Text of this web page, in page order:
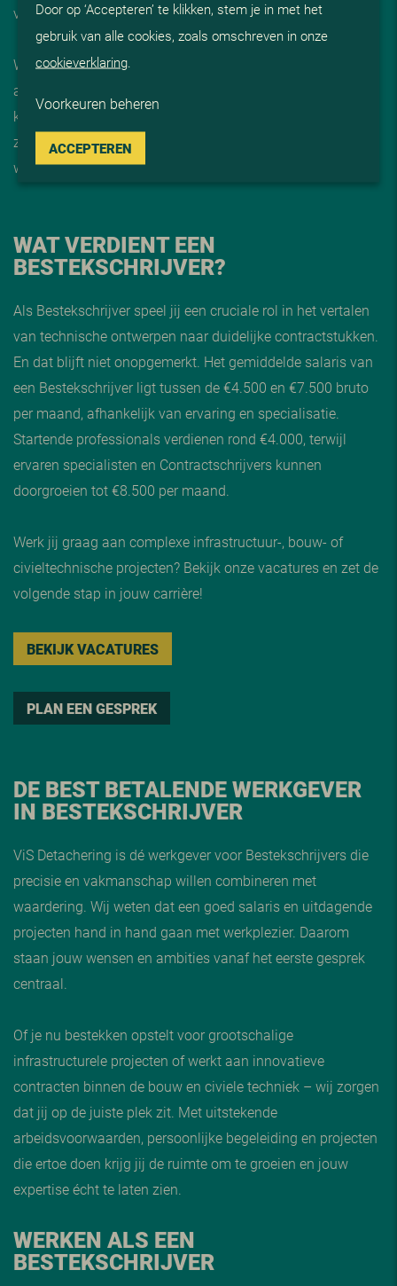
vakkennis zijn onmisbaar.
Wij zorgen ervoor dat jij op de juiste plek zit, met sterke
arbeidsvoorwaarden, persoonlijke begeleiding en volop
kansen om je verder te ontwikkelen. Want jouw groei is net
zo belangrijk als de kwaliteit van de projecten waar je aan
werkt.
WAT VERDIENT EEN
BESTEKSCHRIJVER?
Als Bestekschrijver speel jij een cruciale rol in het vertalen
van technische ontwerpen naar duidelijke contractstukken.
En dat blijft niet onopgemerkt. Het gemiddelde salaris van
een Bestekschrijver ligt tussen de €4.500 en €7.500 bruto
per maand, afhankelijk van ervaring en specialisatie.
Startende professionals verdienen rond €4.000, terwijl
ervaren specialisten en Contractschrijvers kunnen
doorgroeien tot €8.500 per maand.
Werk jij graag aan complexe infrastructuur-, bouw- of
civieltechnische projecten? Bekijk onze vacatures en zet de
volgende stap in jouw carrière!
BEKIJK VACATURES
PLAN EEN GESPREK
DE BEST BETALENDE WERKGEVER
IN BESTEKSCHRIJVER
ViS Detachering is dé werkgever voor Bestekschrijvers die
precisie en vakmanschap willen combineren met
waardering. Wij weten dat een goed salaris en uitdagende
projecten hand in hand gaan met werkplezier. Daarom
staan jouw wensen en ambities vanaf het eerste gesprek
centraal.
Of je nu bestekken opstelt voor grootschalige
infrastructurele projecten of werkt aan innovatieve
contracten binnen de bouw en civiele techniek – wij zorgen
dat jij op de juiste plek zit. Met uitstekende
arbeidsvoorwaarden, persoonlijke begeleiding en projecten
die ertoe doen krijg jij de ruimte om te groeien en jouw
expertise écht te laten zien.
WERKEN ALS EEN
BESTEKSCHRIJVER
Door op ‘Accepteren’ te klikken, stem je in met het
gebruik van alle cookies, zoals omschreven in onze
cookieverklaring
Voorkeuren beheren
ACCEPTEREN